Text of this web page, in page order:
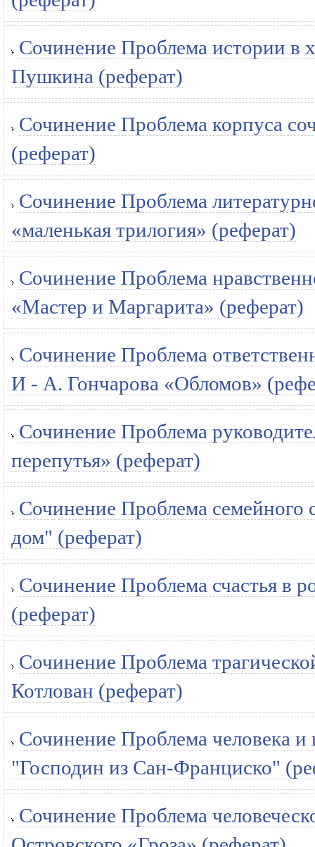
Сочинение Проблема истории в
Пушкина (реферат)
Сочинение Проблема корпуса
(реферат)
Сочинение Проблема
«маленькая трилогия» (реферат)
Сочинение Проблема
«Мастер и Маргарита» (реферат)
Сочинение Проблема
И - А. Гончарова «Обломов»
Сочинение Проблема
перепутья» (реферат)
Сочинение Проблема семейного
дом" (реферат)
Сочинение Проблема счастья в
(реферат)
Сочинение Проблема
Котлован (реферат)
Сочинение Проблема человека
"Господин из Сан-Франциско"
Сочинение Проблема